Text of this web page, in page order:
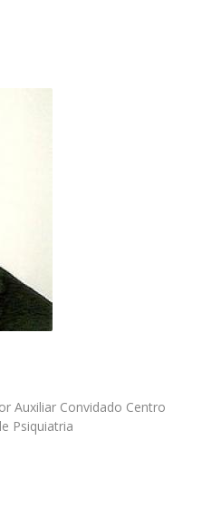
Auxiliar Convidado Centro
Psiquiatria